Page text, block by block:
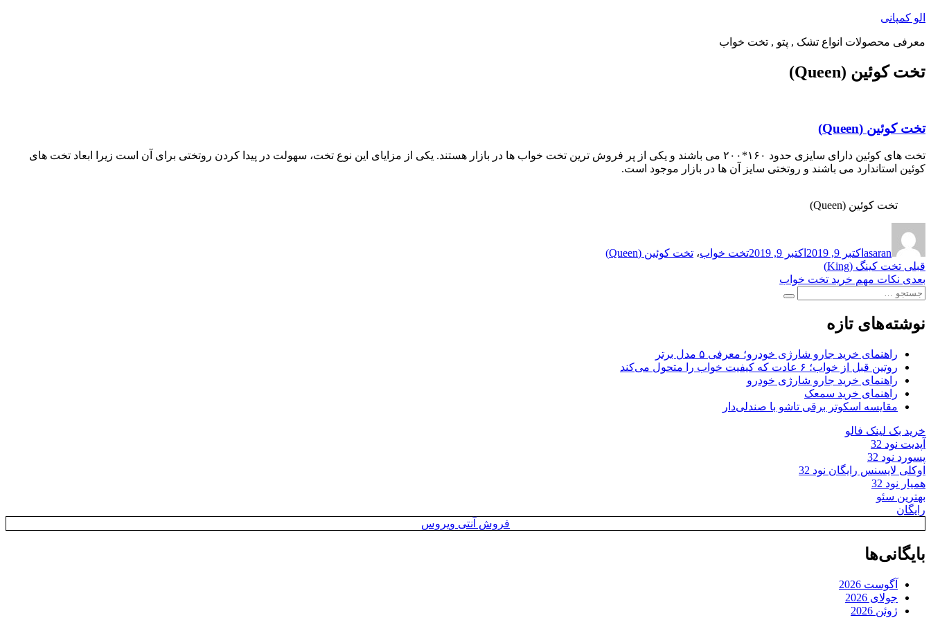
پرش
محتوا
الو کمپانی
معرفی محصولات انواع تشک , پتو , تخت خواب
تخت کوئین (Queen)
تخت کوئین (Queen)
تخت های کوئین دارای سایزی حدود ۱۶۰*۲۰۰ می باشند و یکی از پر فروش ترین تخت خواب ها در بازار هستند. یکی از مزایای این نوع تخت، سهولت در پیدا کردن روتختی برای آن است زیرا ابعاد تخت های
کوئین استاندارد می باشند و روتختی سایز آن ها در بازار موجود است.
تخت کوئین (Queen)
asaranدر
اکتبر 9, 2019 اکتبر 9, 2019 تخت خواب، تخت کوئین (Queen)
راهبری
نوشته
قبلی نوشته
قبلی:
تخت کینگ (King)
بعدی نوشته
بعدی:
نکات مهم خرید تخت خواب
جستجو
جستجو
نوشته‌های تازه
راهنمای خرید جارو شارژی خودرو؛ معرفی ۵ مدل برتر
روتین قبل از خواب؛ ۶ عادت که کیفیت خواب را متحول می‌کند
راهنمای خرید جارو شارژی خودرو
راهنمای خرید سمعک
مقایسه اسکوتر برقی تاشو با صندلی‌دار
خرید بک لینک فالو
آپدیت نود 32
پسورد نود 32
اوکلی لایسنس رایگان نود 32
همیار نود 32
بهترین سئو
رایگان
فروش آنتی ویروس
بایگانی‌ها
آگوست 2026
جولای 2026
ژوئن 2026